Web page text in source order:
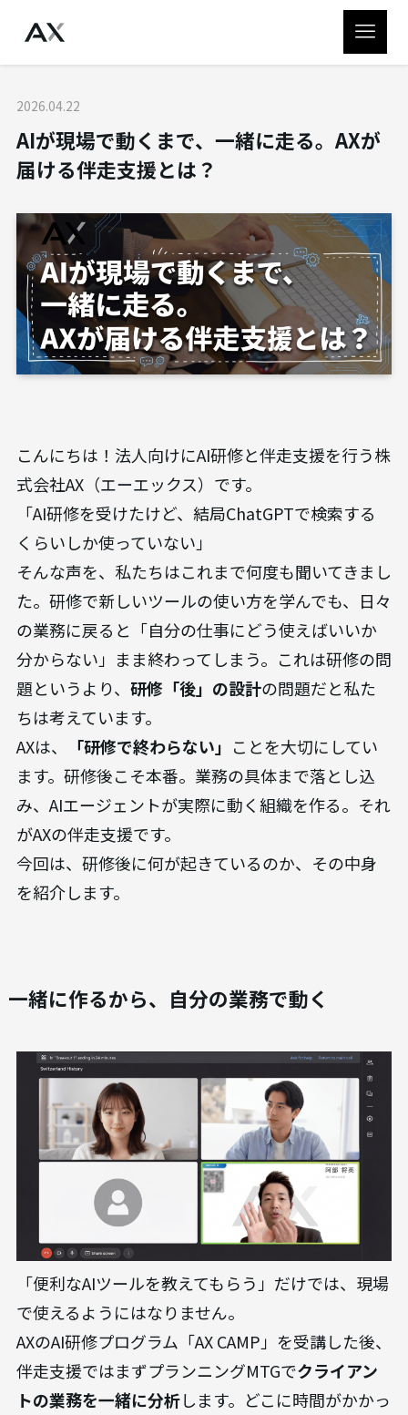
2026.04.22
AIが現場で動くまで、一緒に走る。AXが
届ける伴走支援とは？
こんにちは！法人向けにAI研修と伴走支援を行う株
式会社AX（エーエックス）です。
「AI研修を受けたけど、結局ChatGPTで検索する
くらいしか使っていない」
そんな声を、私たちはこれまで何度も聞いてきまし
た。研修で新しいツールの使い方を学んでも、日々
の業務に戻ると「自分の仕事にどう使えばいいか
分からない」まま終わってしまう。これは研修の問
題というより、 研修「後」の設計の問題だと私た
ちは考えています。
AXは、
「研修で終わらない」 ことを大切にしてい
ます。研修後こそ本番。業務の具体まで落とし込
み、AIエージェントが実際に動く組織を作る。それ
がAXの伴走支援です。
今回は、研修後に何が起きているのか、その中身
を紹介します。
一緒に作るから、自分の業務で動く
「便利なAIツールを教えてもらう」だけでは、現場
で使えるようにはなりません。
AXのAI研修プログラム「AX CAMP」を受講した後、
伴走支援ではまずプランニングMTGでクライアン
トの業務を一緒に分析します。どこに時間がかかっ